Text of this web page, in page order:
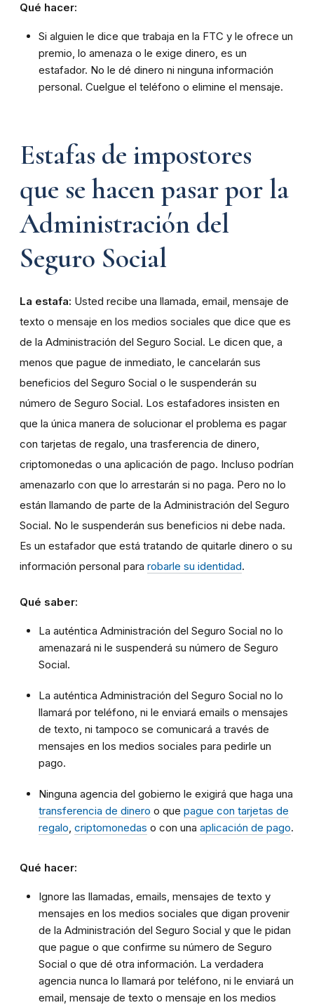
Qué hacer:
Si alguien le dice que trabaja en la FTC y le ofrece un
premio, lo amenaza o le exige dinero, es un
estafador. No le dé dinero ni ninguna información
personal. Cuelgue el teléfono o elimine el mensaje.
Estafas de impostores
que se hacen pasar por la
Administración del
Seguro Social
La estafa: Usted recibe una llamada, email, mensaje de
texto o mensaje en los medios sociales que dice que es
de la Administración del Seguro Social. Le dicen que, a
menos que pague de inmediato, le cancelarán sus
beneficios del Seguro Social o le suspenderán su
número de Seguro Social. Los estafadores insisten en
que la única manera de solucionar el problema es pagar
con tarjetas de regalo, una trasferencia de dinero,
criptomonedas o una aplicación de pago. Incluso podrían
amenazarlo con que lo arrestarán si no paga. Pero no lo
están llamando de parte de la Administración del Seguro
Social. No le suspenderán sus beneficios ni debe nada.
Es un estafador que está tratando de quitarle dinero o su
información personal para robarle su identidad.
Qué saber:
La auténtica Administración del Seguro Social no lo
amenazará ni le suspenderá su número de Seguro
Social.
La auténtica Administración del Seguro Social no lo
llamará por teléfono, ni le enviará emails o mensajes
de texto, ni tampoco se comunicará a través de
mensajes en los medios sociales para pedirle un
pago.
Ninguna agencia del gobierno le exigirá que haga una
transferencia de dinero o que pague con tarjetas de
regalo, criptomonedas o con una aplicación de pago.
Qué hacer:
Ignore las llamadas, emails, mensajes de texto y
mensajes en los medios sociales que digan provenir
de la Administración del Seguro Social y que le pidan
que pague o que confirme su número de Seguro
Social o que dé otra información. La verdadera
agencia nunca lo llamará por teléfono, ni le enviará un
email, mensaje de texto o mensaje en los medios